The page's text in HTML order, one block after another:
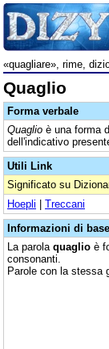
«quagliare», rime,
Quaglio
Forma verbale
Quaglio è una forma
dell'indicativo
Utili Link
Significato su
Hoepli | Treccani
Informazioni di base
La parola quaglio è
consonanti.
Parole con la stessa